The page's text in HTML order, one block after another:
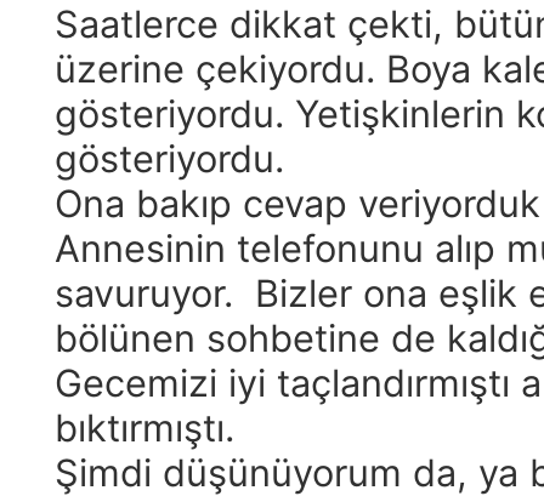
Saatlerce dikkat çekti,
üzerine çekiyordu. Boya
gösteriyordu. Yetişkinlerin
gösteriyordu.
Ona bakıp cevap
Annesinin telefonunu alıp
savuruyor. Bizler ona eşlik
bölünen sohbetine de
Gecemizi iyi
bıktırmıştı.
Şimdi düşünüyorum da, ya